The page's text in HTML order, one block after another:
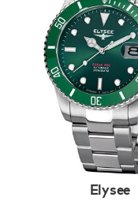
Elysee